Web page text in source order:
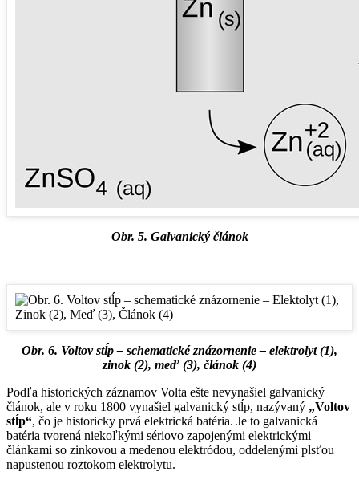
Obr. 5. Galvanický článok
Obr. 6. Voltov stĺp – schematické znázornenie – elektrolyt (1),
zinok (2), meď (3), článok (4)
Podľa historických záznamov Volta ešte nevynašiel galvanický
článok, ale v roku 1800 vynašiel galvanický stĺp, nazývaný „Voltov
stĺp“, čo je historicky prvá elektrická batéria. Je to galvanická
batéria tvorená niekoľkými sériovo zapojenými elektrickými
článkami so zinkovou a medenou elektródou, oddelenými plsťou
napustenou roztokom elektrolytu.